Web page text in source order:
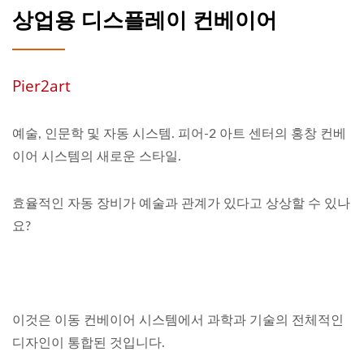
상업용 디스플레이 컨베이어
Pier2art
예술, 인문학 및 자동 시스템. 피어-2 아트 센터의 홍창 컨베
이어 시스템의 새로운 스타일.
효율적인 자동 장비가 예술과 관계가 있다고 상상할 수 있나
요?
이것은 이동 컨베이어 시스템에서 과학과 기술의 전체적인
디자인이 통합된 것입니다.